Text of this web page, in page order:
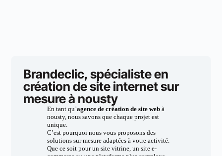
Brandeclic, spécialiste en
création de site internet sur
mesure à nousty
En tant qu’agence de création de site webà
nousty, nous savons que chaque projet est
unique.
C’est pourquoi nous vous proposons des
solutions sur mesure adaptées à votre activité.
Que ce soit pour un site vitrine, un site e-